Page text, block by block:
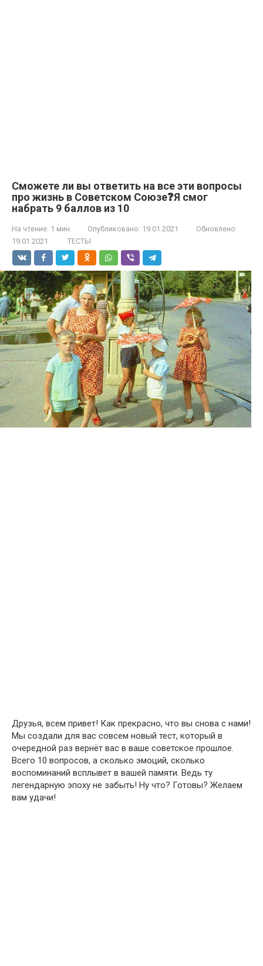
Сможете ли вы ответить на все эти вопросы
про жизнь в Советском Союзе❓Я смог
набрать 9 баллов из 10
На чтение: 1 мин Опубликовано: 19.01.2021
Обновлено:
19.01.2021
ТЕСТЫ
Друзья, всем привет! Как прекрасно, что вы снова с нами!
Мы создали для вас совсем новый тест, который в
очередной раз вернёт вас в ваше советское прошлое.
Всего 10 вопросов, а сколько эмоций, сколько
воспоминаний всплывет в вашей памяти. Ведь ту
легендарную эпоху не забыть! Ну что? Готовы? Желаем
вам удачи!